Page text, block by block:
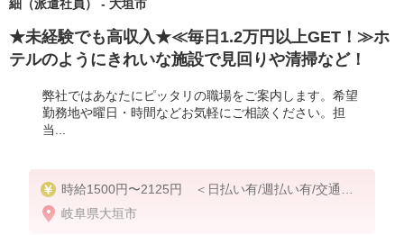
細（派遣社員） - 大垣市
★未経験でも高収入★≪毎日1.2万円以上GET！≫ホ
テルのようにきれいな施設で見回りや清掃など！
弊社ではあなたにピッタリの職場をご案内します。希望
勤務地や曜日・時間などお気軽にご相談ください。担
当...
時給1500円〜2125円 ＜日払い有/週払い有/交通費
全支給(ガソリン代含む)＞
岐阜県大垣市